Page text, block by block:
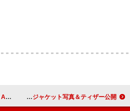
語る SCANDAL、3か月連続配信リリース第2弾「どうかしてるって」のジャケット写真＆ティザー公開